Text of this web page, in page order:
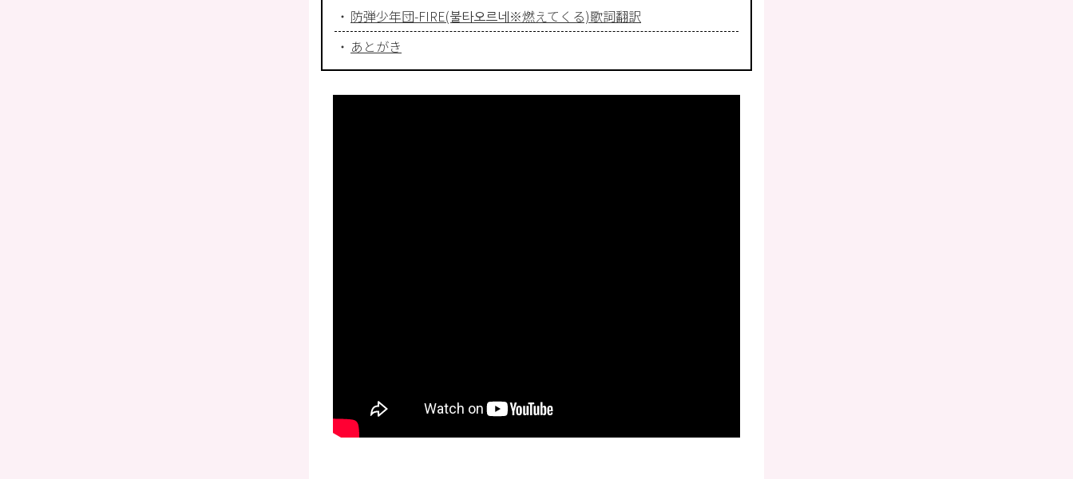
防弾少年団-FIRE(불타오르네※燃えてくる)歌詞翻訳
あとがき